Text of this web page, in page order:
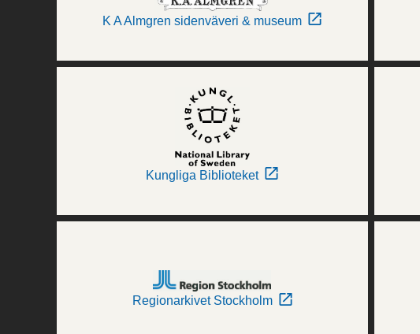
K A Almgren sidenväveri & museum
Kungliga Biblioteket
Regionarkivet Stockholm